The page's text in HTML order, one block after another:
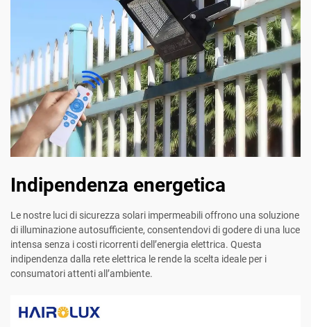
Indipendenza energetica
Le nostre luci di sicurezza solari impermeabili offrono una soluzione
di illuminazione autosufficiente, consentendovi di godere di una luce
intensa senza i costi ricorrenti dell’energia elettrica. Questa
indipendenza dalla rete elettrica le rende la scelta ideale per i
consumatori attenti all’ambiente.